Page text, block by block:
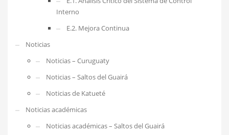
Interno
E.2. Mejora Continua
Noticias
Noticias – Curuguaty
Noticias – Saltos del Guairá
Noticias de Katueté
Noticias académicas
Noticias académicas – Saltos del Guairá